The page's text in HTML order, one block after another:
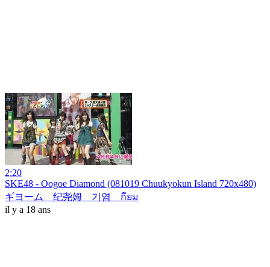
2:20
SKE48 - Oogoe Diamond (081019 Chuukyokun Island 720x480)
ギヨーム 纪尧姆 기염 กียม
il y a 18 ans